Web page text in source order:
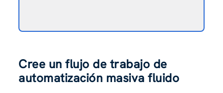
Cree un flujo de trabajo de
automatización masiva fluido